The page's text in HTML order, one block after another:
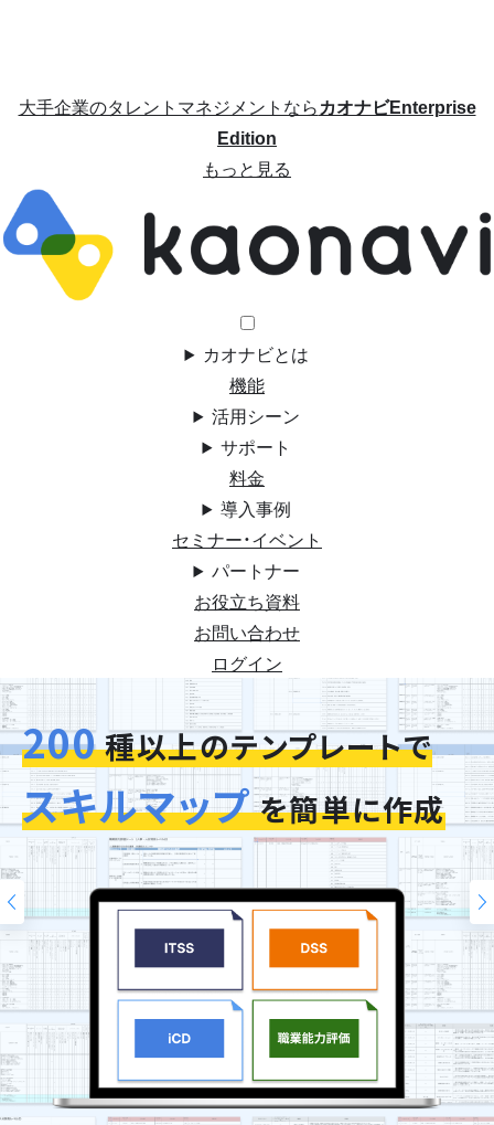
大手企業のタレントマネジメントならカオナビEnterprise
Edition
もっと見る
カオナビとは
機能
活用シーン
サポート
料金
導入事例
セミナー・イベント
パートナー
お役立ち資料
お問い合わせ
ログイン
200
スキルマップ
今お使いの評価シートを
そのまま再現